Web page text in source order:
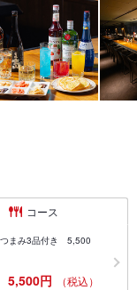
コース
まみ3品付き 5,500
5,500円 （税込）